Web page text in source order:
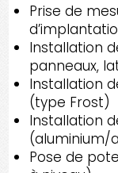
Prise de
Installation
panneaux,
Installation
(type Frost)
Installation
(aluminium/
Pose de